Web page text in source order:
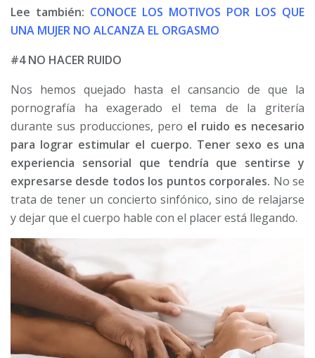
Lee también: CONOCE LOS MOTIVOS POR LOS QUE
UNA MUJER NO ALCANZA EL ORGASMO
#4 NO HACER RUIDO
Nos hemos quejado hasta el cansancio de que la
pornografía ha exagerado el tema de la gritería
durante sus producciones, pero el ruido es necesario
para lograr estimular el cuerpo. Tener sexo es una
experiencia sensorial que tendría que sentirse y
expresarse desde todos los puntos corporales. No se
trata de tener un concierto sinfónico, sino de relajarse
y dejar que el cuerpo hable con el placer está llegando.